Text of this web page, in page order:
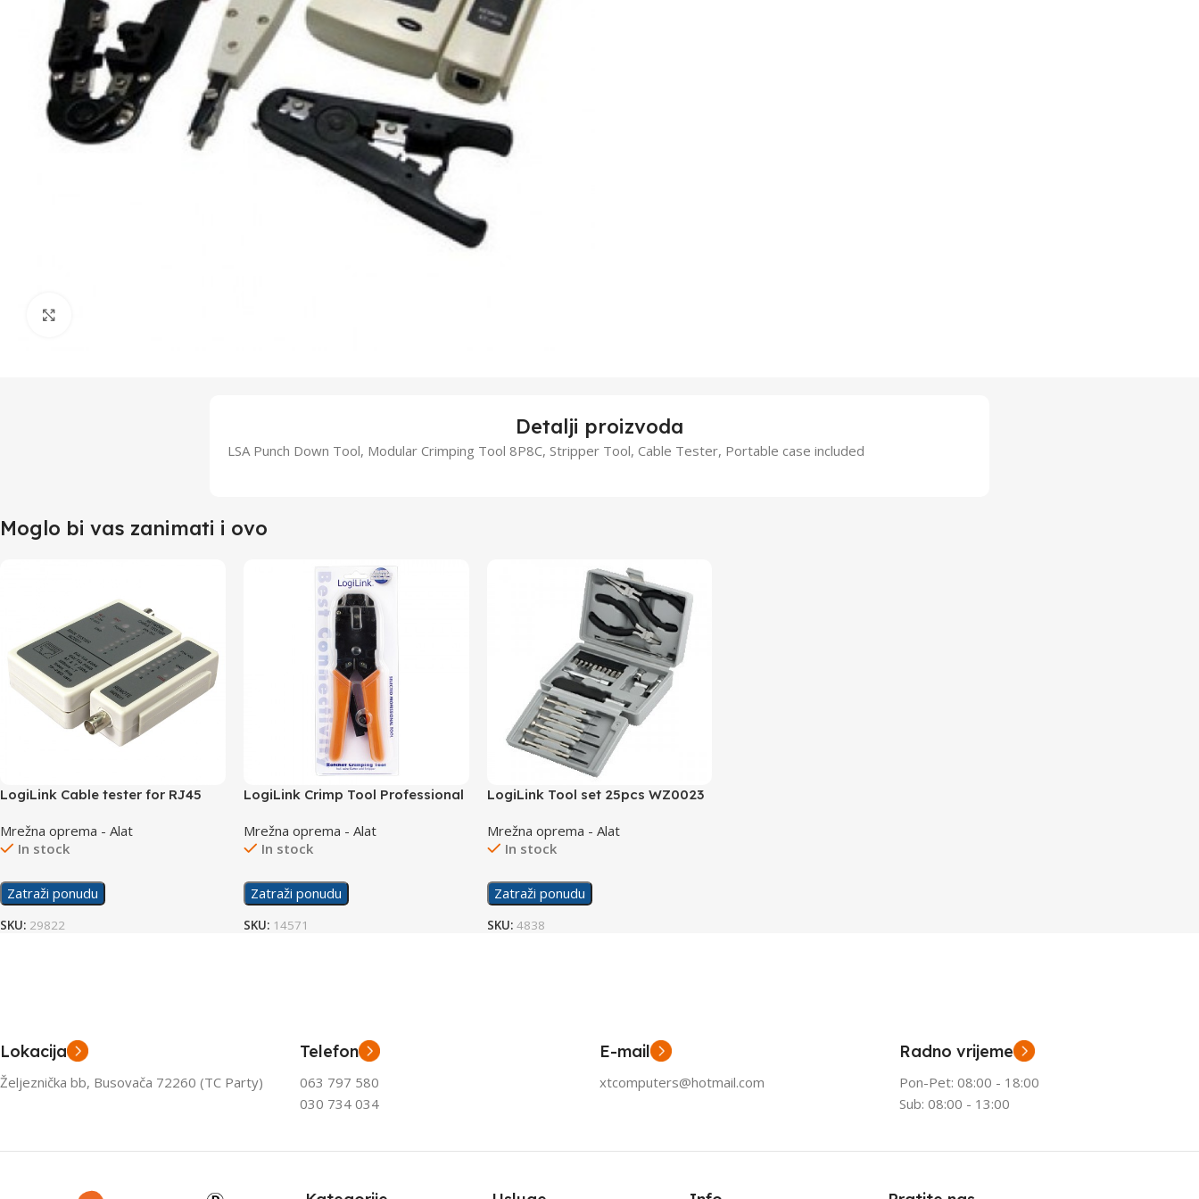
Detalji proizvoda
LSA Punch Down Tool, Modular Crimping Tool 8P8C, Stripper Tool, Cable Tester, Portable case included
Moglo bi vas zanimati i ovo
LogiLink Cable tester for RJ45
Mrežna oprema - Alat
In stock
Zatraži ponudu
SKU: 29822
LogiLink Crimp Tool Professional
Mrežna oprema - Alat
In stock
Zatraži ponudu
SKU: 14571
LogiLink Tool set 25pcs WZ0023
Mrežna oprema - Alat
In stock
Zatraži ponudu
SKU: 4838
Lokacija
Željeznička bb, Busovača 72260 (TC Party)
Telefon
063 797 580
030 734 034
E-mail
xtcomputers@hotmail.com
Radno vrijeme
Pon-Pet: 08:00 - 18:00
Sub: 08:00 - 13:00